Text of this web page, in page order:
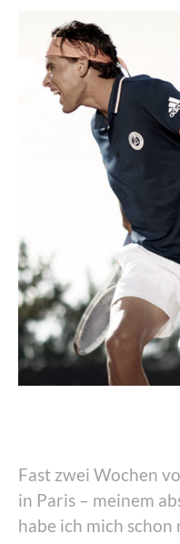
Fast zwei Wochen
in Paris – meinem
habe ich mich